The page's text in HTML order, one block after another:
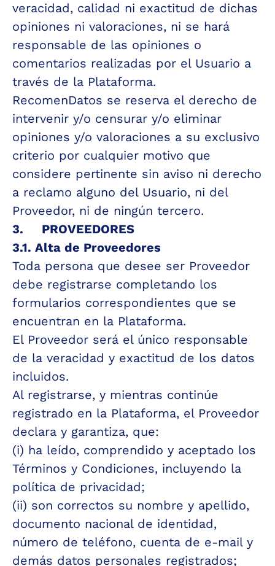
veracidad, calidad ni exactitud de dichas
opiniones ni valoraciones, ni se hará
responsable de las opiniones o
comentarios realizadas por el Usuario a
través de la Plataforma.
RecomenDatos se reserva el derecho de
intervenir y/o censurar y/o eliminar
opiniones y/o valoraciones a su exclusivo
criterio por cualquier motivo que
considere pertinente sin aviso ni derecho
a reclamo alguno del Usuario, ni del
Proveedor, ni de ningún tercero.
3.     PROVEEDORES
3.1. Alta de Proveedores
Toda persona que desee ser Proveedor
debe registrarse completando los
formularios correspondientes que se
encuentran en la Plataforma.
El Proveedor será el único responsable
de la veracidad y exactitud de los datos
incluidos.
Al registrarse, y mientras continúe
registrado en la Plataforma, el Proveedor
declara y garantiza, que:
(i) ha leído, comprendido y aceptado los
Términos y Condiciones, incluyendo la
política de privacidad;
(ii) son correctos su nombre y apellido,
documento nacional de identidad,
número de teléfono, cuenta de e-mail y
demás datos personales registrados;